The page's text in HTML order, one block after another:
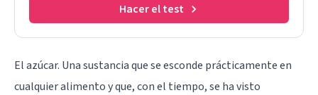
Hacer el test
El azúcar. Una sustancia que se esconde prácticamente en
cualquier alimento y que, con el tiempo, se ha visto